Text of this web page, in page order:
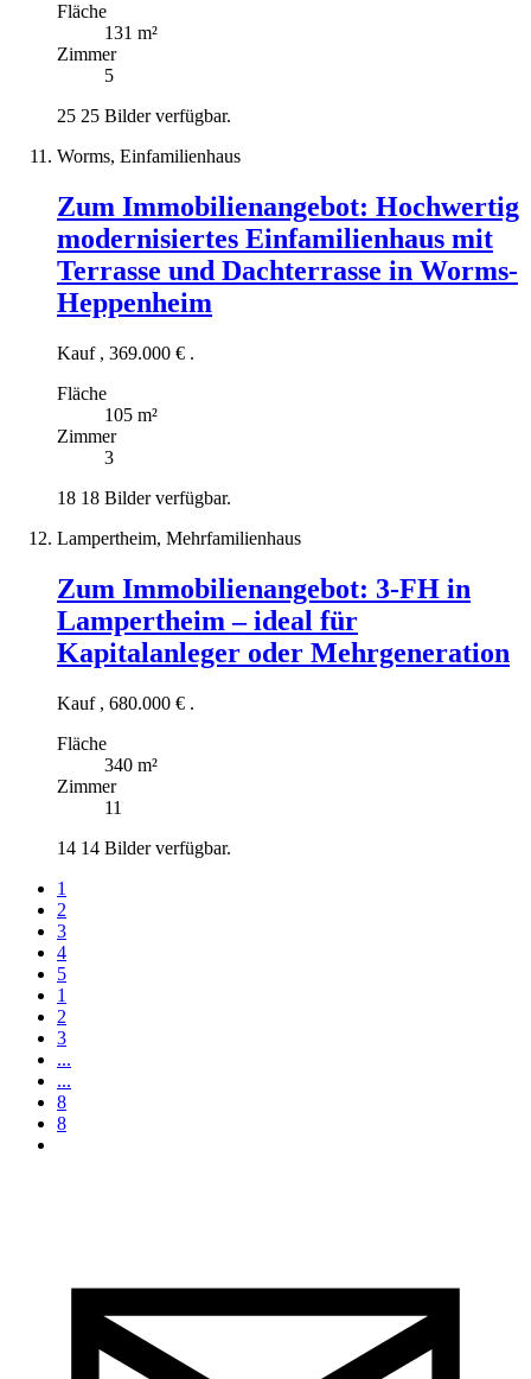
Fläche
131 m²
Zimmer
5
25 25 Bilder verfügbar.
Worms, Einfamilienhaus
Zum Immobilienangebot: Hochwertig
modernisiertes Einfamilienhaus mit
Terrasse und Dachterrasse in Worms-
Heppenheim
Kauf , 369.000 € .
Fläche
105 m²
Zimmer
3
18 18 Bilder verfügbar.
Lampertheim, Mehrfamilienhaus
Zum Immobilienangebot: 3-FH in
Lampertheim – ideal für
Kapitalanleger oder Mehrgeneration
Kauf , 680.000 € .
Fläche
340 m²
Zimmer
11
14 14 Bilder verfügbar.
1
2
3
4
5
1
2
3
...
...
8
8